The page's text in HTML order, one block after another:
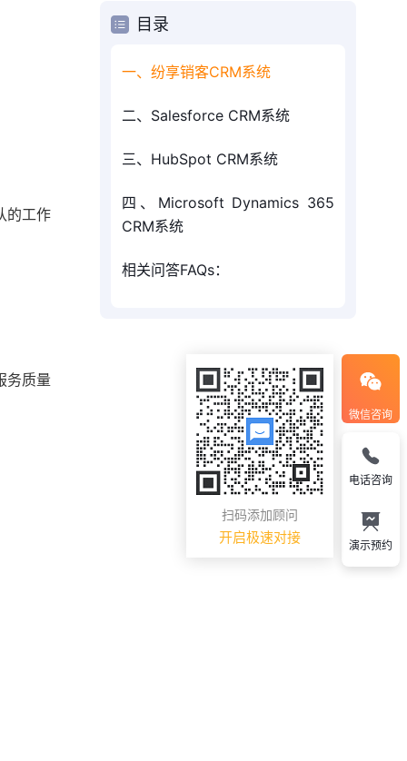
的工作
务质量
目录
一、纷享销客CRM系统
二、Salesforce CRM系统
三、HubSpot CRM系统
四、Microsoft Dynamics 365
CRM系统
相关问答FAQs：
微信咨询
扫码添加顾问
开启极速对接
电话咨询
演示预约